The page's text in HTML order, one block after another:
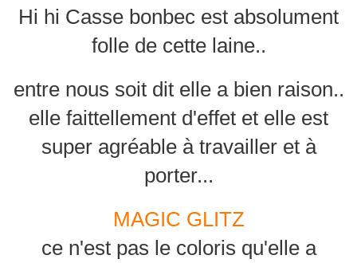
Hi hi Casse bonbec est absolument
folle de cette laine..
entre nous soit dit elle a bien raison..
elle faittellement d'effet et elle est
super agréable à travailler et à
porter...
MAGIC GLITZ
ce n'est pas le coloris qu'elle a